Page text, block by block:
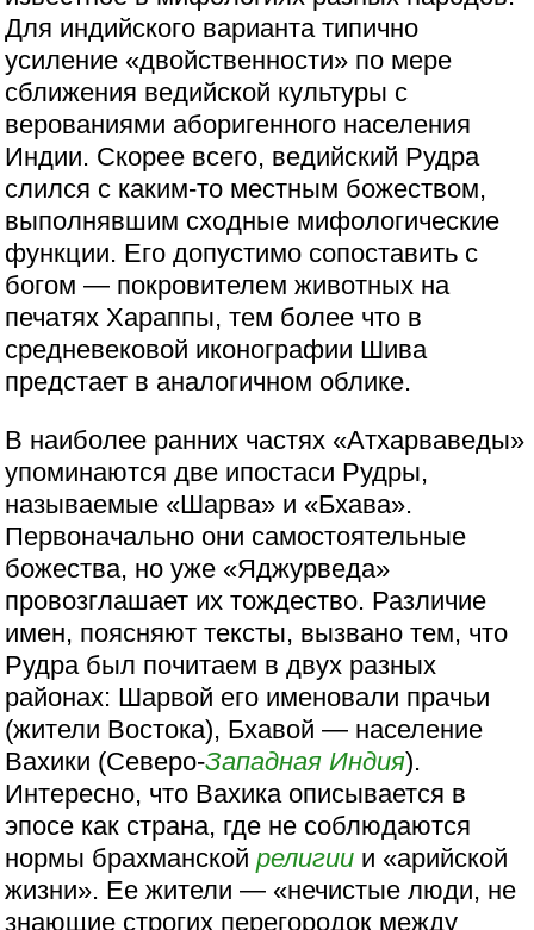
Для индийского варианта типично
усиление «двойственности» по мере
сближения ведийской культуры с
верованиями аборигенного населения
Индии. Скорее всего, ведийский Рудра
слился с каким-то местным божеством,
выполнявшим сходные мифологические
функции. Его допустимо сопоставить с
богом — покровителем животных на
печатях Хараппы, тем более что в
средневековой иконографии Шива
предстает в аналогичном облике.
В наиболее ранних частях «Атхарваведы»
упоминаются две ипостаси Рудры,
называемые «Шарва» и «Бхава».
Первоначально они самостоятельные
божества, но уже «Яджурведа»
провозглашает их тождество. Различие
имен, поясняют тексты, вызвано тем, что
Рудра был почитаем в двух разных
районах: Шарвой его именовали прачьи
(жители Востока), Бхавой — население
Вахики (Северо-Западная Индия).
Интересно, что Вахика описывается в
эпосе как страна, где не соблюдаются
нормы брахманскойрелигии и «арийской
жизни». Ее жители — «нечистые люди, не
знающие строгих перегородок между